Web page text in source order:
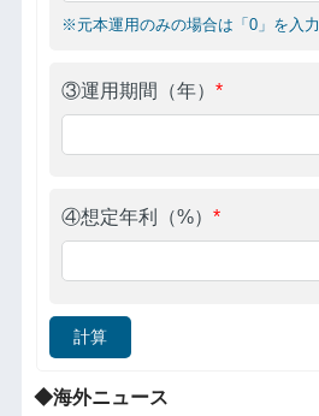
※元本運用のみの場合は「0」を入力
③運用期間（年） *
④想定年利（%） *
計算
◆海外ニュース